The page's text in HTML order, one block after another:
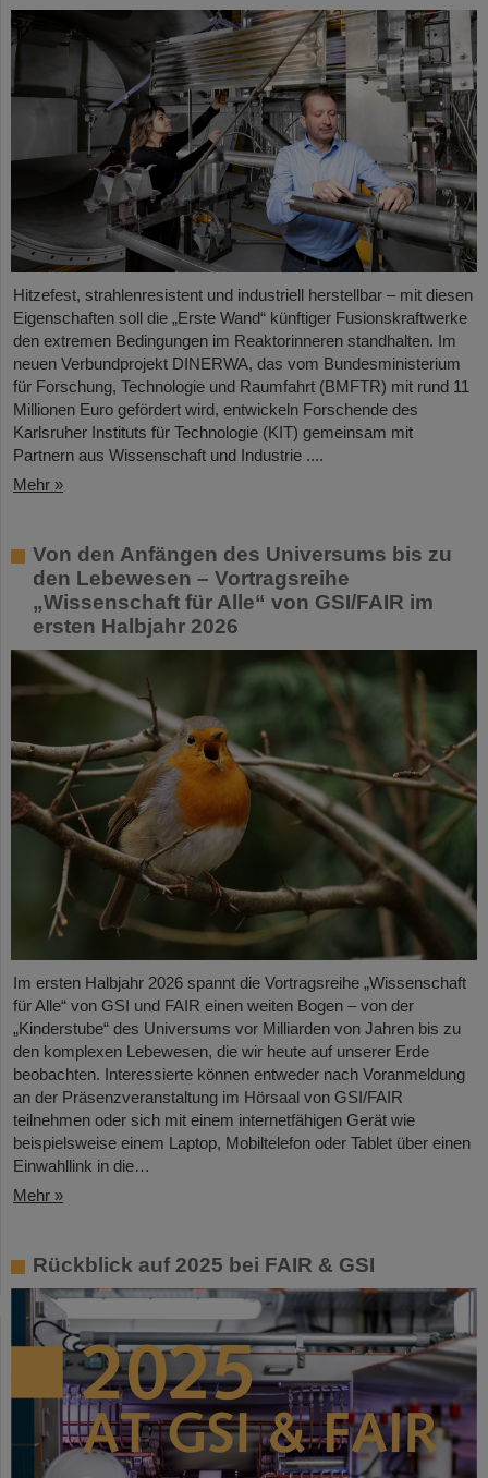
Hitzefest, strahlenresistent und industriell herstellbar – mit diesen
Eigenschaften soll die „Erste Wand“ künftiger Fusionskraftwerke
den extremen Bedingungen im Reaktorinneren standhalten. Im
neuen Verbundprojekt DINERWA, das vom Bundesministerium
für Forschung, Technologie und Raumfahrt (BMFTR) mit rund 11
Millionen Euro gefördert wird, entwickeln Forschende des
Karlsruher Instituts für Technologie (KIT) gemeinsam mit
Partnern aus Wissenschaft und Industrie ....
Mehr »
Von den Anfängen des Universums bis zu
den Lebewesen – Vortragsreihe
„Wissenschaft für Alle“ von GSI/FAIR im
ersten Halbjahr 2026
Im ersten Halbjahr 2026 spannt die Vortragsreihe „Wissenschaft
für Alle“ von GSI und FAIR einen weiten Bogen – von der
„Kinderstube“ des Universums vor Milliarden von Jahren bis zu
den komplexen Lebewesen, die wir heute auf unserer Erde
beobachten. Interessierte können entweder nach Voranmeldung
an der Präsenzveranstaltung im Hörsaal von GSI/FAIR
teilnehmen oder sich mit einem internetfähigen Gerät wie
beispielsweise einem Laptop, Mobiltelefon oder Tablet über einen
Einwahllink in die…
Mehr »
Rückblick auf 2025 bei FAIR & GSI